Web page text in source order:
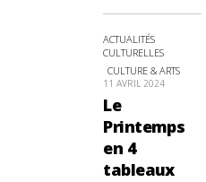
ACTUALITÉS
CULTURELLES
CULTURE & ARTS
11 AVRIL 2024
Le
Printemps
en 4
tableaux